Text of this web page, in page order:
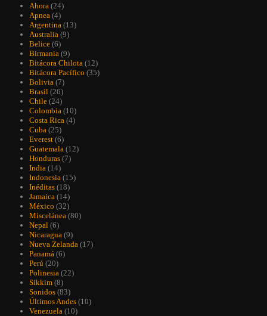
Ahora (24)
Apnea (4)
Argentina (13)
Australia (9)
Belice (6)
Birmania (9)
Bitácora Chilota (12)
Bitácora Pacífico (35)
Bolivia (7)
Brasil (26)
Chile (24)
Colombia (10)
Costa Rica (4)
Cuba (25)
Everest (6)
Guatemala (12)
Honduras (7)
India (14)
Indonesia (15)
Inéditas (18)
Jamaica (14)
México (32)
Miscelánea (80)
Nepal (6)
Nicaragua (9)
Nueva Zelanda (17)
Panamá (6)
Perú (20)
Polinesia (22)
Sikkim (8)
Sonidos (83)
Últimos Andes (10)
Venezuela (10)